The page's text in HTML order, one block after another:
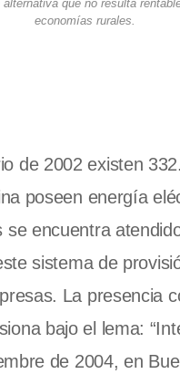
que no resulta
economías rurales.
de 2002 existen
poseen energía
encuentra
sistema de
La presencia
bajo el lema:
de 2004, en